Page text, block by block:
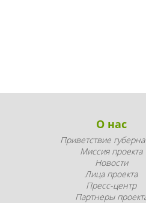
О нас
Приветствие
Миссия проекта
Новости
Лица проекта
Пресс-центр
Партнеры